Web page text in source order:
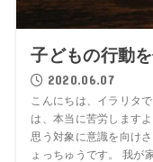
子どもの行動
2020.06.07
こんにちは、イラリタ
は、本当に苦労します
思う対象に意識を向け
ょっちゅうです。 我が